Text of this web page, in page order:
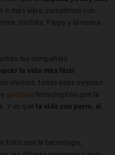
ir más lejos, cumplimos con
Carlota, Pippa y la nueva
las compañías
la vida más fácil
vivimos, todas esas mejoras
gadgetstecnológicos que la
Y es que la vida con perro, si
frikis con la tecnología,